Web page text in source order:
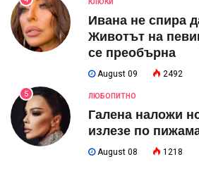
КЛЮКИ
Ивана не спира
Животът на
се преобърна
August 09 2492
5 ЛЮБОПИТНО
Галена наложи
излезе по
August 08 1218